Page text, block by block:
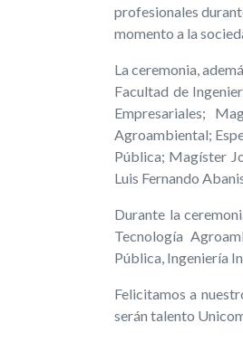
profesionales
momento a la
La ceremonia,
Facultad de
Empresariales;
Agroambiental;
Pública; Magíster
Luis Fernando
Durante la
Tecnología
Pública, Ingeniería
Felicitamos a
serán talento